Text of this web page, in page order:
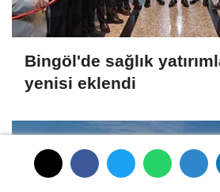
Bingöl'de sağlık
yenisi eklendi